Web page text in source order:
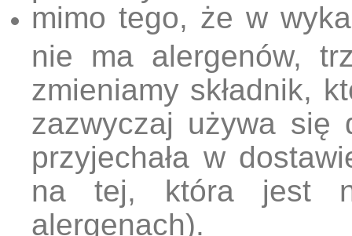
mimo tego, że w
nie ma alergenów,
zmieniamy składnik,
zazwyczaj używa się
przyjechała w
na tej, która jest
alergenach).